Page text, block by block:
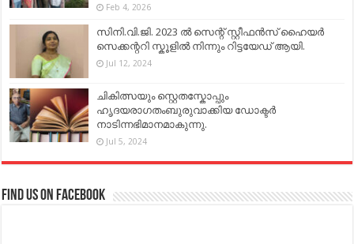
Feb 4, 2026
സിനി.വി.ജി. 2023 ൽ സെന്റ് സ്റ്റീഫൻസ് ഹൈയർ
സെക്കന്ററി സ്കൂളിൽ നിന്നും റിട്ടയേഡ് ആയി.
Jul 12, 2024
ചികിത്സയും സ്റ്റെതസ്കോപ്പും
ഹൃദയരാഗതംബുരുവാക്കിയ ഡോക്ടർ
നാടിന്നഭിമാനമാകുന്നു.
Jul 5, 2024
Find us on Facebook